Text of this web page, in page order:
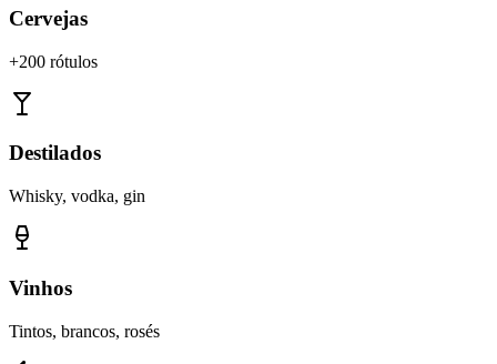
Cervejas
+200 rótulos
Destilados
Whisky, vodka, gin
Vinhos
Tintos, brancos, rosés